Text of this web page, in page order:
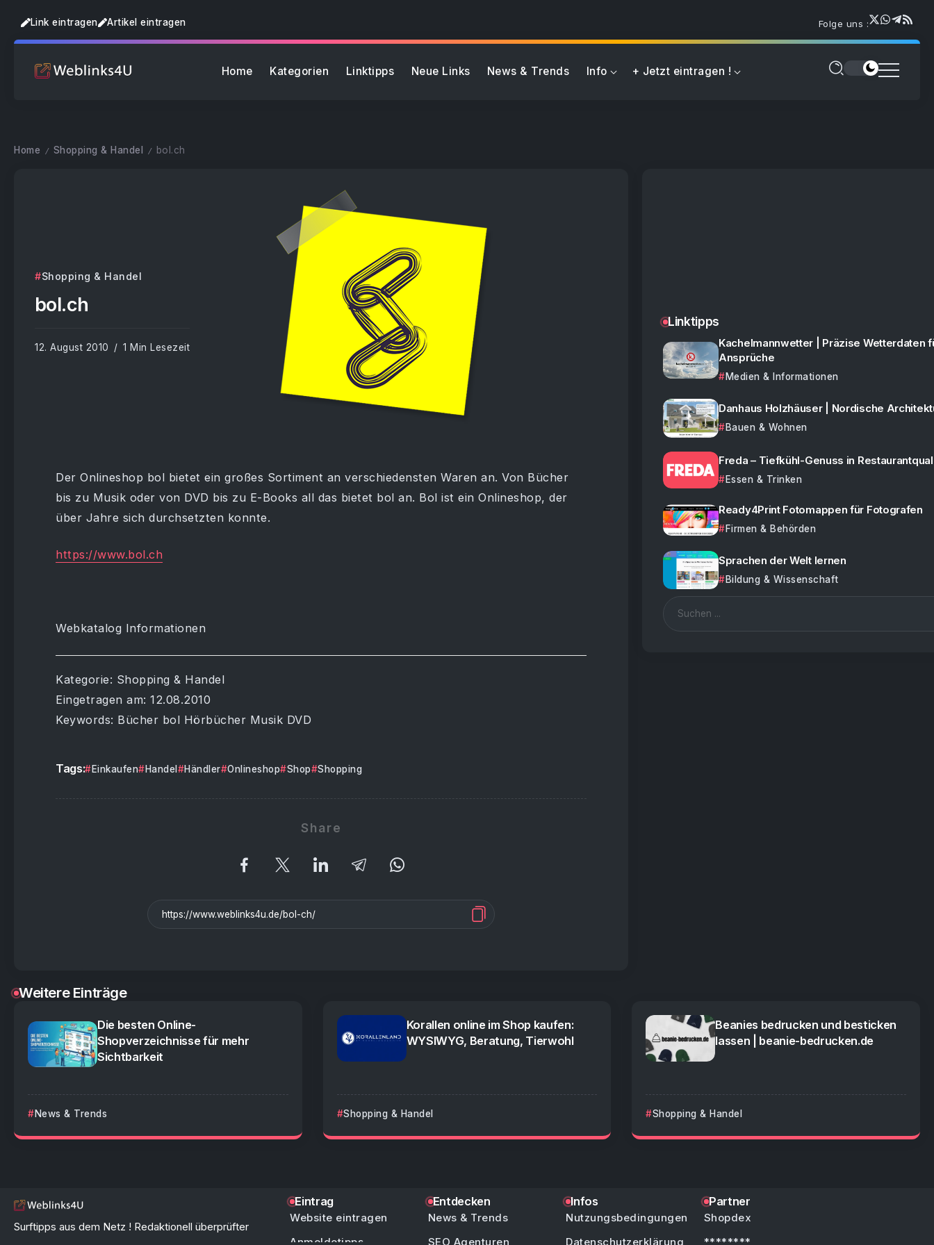
Link eintragen Artikel eintragen Folge uns :
Home Kategorien Linktipps Neue Links News & Trends Info + Jetzt eintragen !
Home / Shopping & Handel / bol.ch
Shopping & Handel
bol.ch
12. August 2010 1 Min Lesezeit
Der Onlineshop bol bietet ein großes Sortiment an verschiedensten Waren an. Von Bücher
bis zu Musik oder von DVD bis zu E-Books all das bietet bol an. Bol ist ein Onlineshop, der
über Jahre sich durchsetzten konnte.
https://www.bol.ch
Webkatalog Informationen
Kategorie: Shopping & Handel
Eingetragen am: 12.08.2010
Keywords: Bücher bol Hörbücher Musik DVD
Tags: Einkaufen Handel Händler Onlineshop Shop Shopping
Share
Linktipps
Kachelmannwetter | Präzise Wetterdaten
Ansprüche
Medien & Informationen
Danhaus Holzhäuser | Nordische
Bauen & Wohnen
Freda – Tiefkühl-Genuss in
Essen & Trinken
Ready4Print Fotomappen für Fotografen
Firmen & Behörden
Sprachen der Welt lernen
Bildung & Wissenschaft
Weitere Einträge
Die besten Online-
Shopverzeichnisse für mehr
Sichtbarkeit
News & Trends
Korallen online im Shop kaufen:
WYSIWYG, Beratung, Tierwohl
Shopping & Handel
Beanies bedrucken und besticken
lassen | beanie-bedrucken.de
Shopping & Handel
Surftipps aus dem Netz ! Redaktionell überprüfter
Eintrag
Website eintragen
Anmeldetipps
Entdecken
News & Trends
SEO Agenturen
Infos
Nutzungsbedingungen
Datenschutzerklärung
Partner
Shopdex
********